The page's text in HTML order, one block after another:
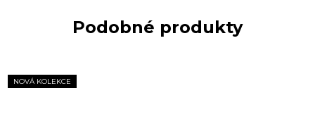
Podobné produkty
NOVÁ KOLEKCE